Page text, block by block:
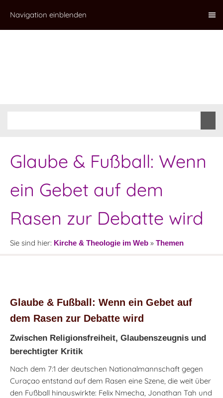
Navigation einblenden
Glaube & Fußball: Wenn
ein Gebet auf dem
Rasen zur Debatte wird
Sie sind hier: Kirche & Theologie im Web » Themen
Glaube & Fußball: Wenn ein Gebet auf
dem Rasen zur Debatte wird
Zwischen Religionsfreiheit, Glaubenszeugnis und
berechtigter Kritik
Nach dem 7:1 der deutschen Nationalmannschaft gegen
Curaçao entstand auf dem Rasen eine Szene, die weit über
den Fußball hinauswirkte: Felix Nmecha, Jonathan Tah und